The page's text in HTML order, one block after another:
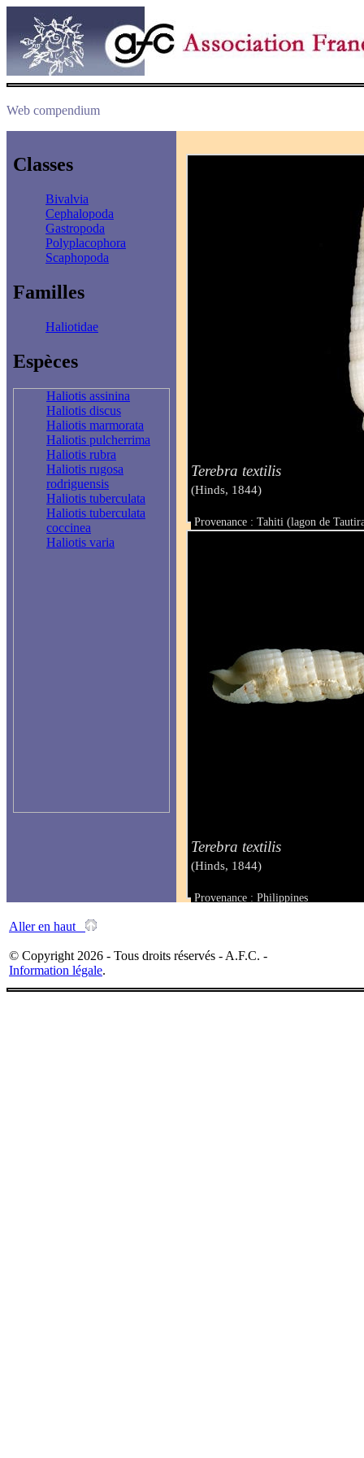
Web compendium
Classes
Bivalvia
Cephalopoda
Gastropoda
Polyplacophora
Scaphopoda
Familles
Haliotidae
Espèces
Haliotis assinina
Haliotis discus
Haliotis marmorata
Haliotis pulcherrima
Haliotis rubra
Haliotis rugosa
rodriguensis
Haliotis tuberculata
Haliotis tuberculata
coccinea
Haliotis varia
Terebra textilis
(Hinds, 1844)
Provenance : Tahiti (lagon de
Taille : 42.5 mm
Terebra textilis
(Hinds, 1844)
Provenance : Philippines
Aller en haut
© Copyright 2026 - Tous droits réservés - A.F.C. -
Information légale.